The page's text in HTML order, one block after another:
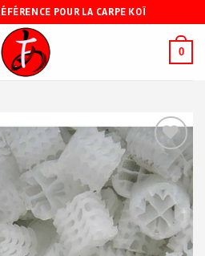
POUR LA CARPE KOÏ
0
Ajouter
à ma
liste de
souhaits